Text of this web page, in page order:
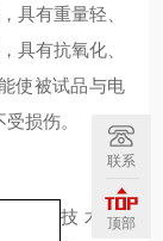
具有重量轻、
具有抗氧化、
使被试品与电
损伤。
技术指
联系
顶部